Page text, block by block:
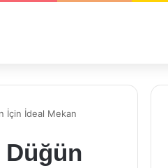
İçin İdeal Mekan
Düğün